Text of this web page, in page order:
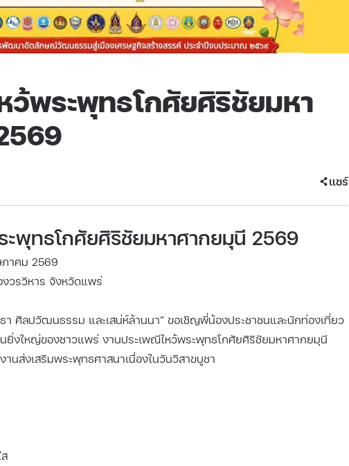
ว้พระพุทธโกศัยศิริชัยมหา
แชร์
ะพุทธโกศัยศิริชัยมหาศากยมุนี 2569
าคม 2569
วรวิหาร จังหวัดแพร่
า ศิลปวัฒนธรรม และเสน่ห์ล้านนา” ขอเชิญพี่น้องประชาชนและนักท่องเที่ยว
ยิ่งใหญ่ของชาวแพร่ งานประเพณีไหว้พระพุทธโกศัยศิริชัยมหาศากยมุนี
นส่งเสริมพระพุทธศาสนาเนื่องในวันวิสาขบูชา